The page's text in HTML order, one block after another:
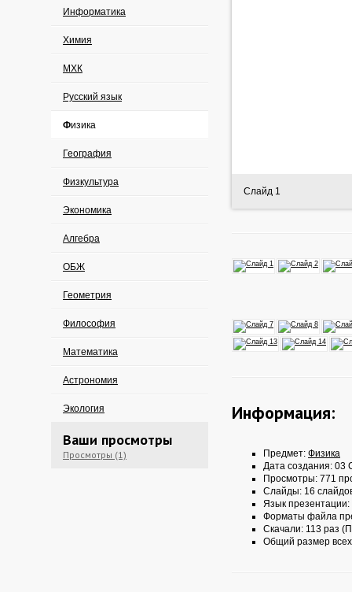
Информатика
Химия
МХК
Русский язык
Физика
География
Физкультура
Экономика
Алгебра
ОБЖ
Геометрия
Философия
Математика
Астрономия
Экология
Ваши просмотры
Просмотры (1)
Слайд 1
Информация:
Предмет: Физика
Дата создания: 03
Просмотры: 771
Слайды: 16
Язык презентации:
Форматы файла
Скачали: 113 раз
Общий размер